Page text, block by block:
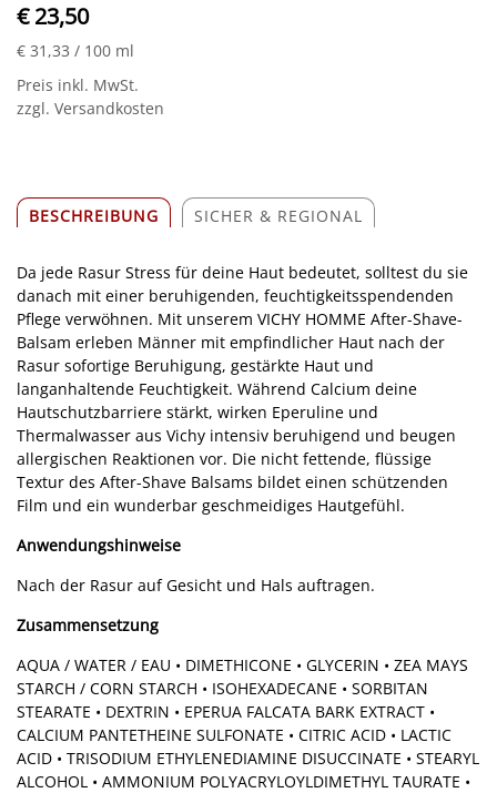
€ 23,50
€ 31,33 / 100 ml
Preis inkl. MwSt.
zzgl. Versandkosten
BESCHREIBUNG SICHER & REGIONAL
Da jede Rasur Stress für deine Haut bedeutet, solltest du sie
danach mit einer beruhigenden, feuchtigkeitsspendenden
Pflege verwöhnen. Mit unserem VICHY HOMME After-Shave-
Balsam erleben Männer mit empfindlicher Haut nach der
Rasur sofortige Beruhigung, gestärkte Haut und
langanhaltende Feuchtigkeit. Während Calcium deine
Hautschutzbarriere stärkt, wirken Eperuline und
Thermalwasser aus Vichy intensiv beruhigend und beugen
allergischen Reaktionen vor. Die nicht fettende, flüssige
Textur des After-Shave Balsams bildet einen schützenden
Film und ein wunderbar geschmeidiges Hautgefühl.
Anwendungshinweise
Nach der Rasur auf Gesicht und Hals auftragen.
Zusammensetzung
AQUA / WATER / EAU • DIMETHICONE • GLYCERIN • ZEA MAYS
STARCH / CORN STARCH • ISOHEXADECANE • SORBITAN
STEARATE • DEXTRIN • EPERUA FALCATA BARK EXTRACT •
CALCIUM PANTETHEINE SULFONATE • CITRIC ACID • LACTIC
ACID • TRISODIUM ETHYLENEDIAMINE DISUCCINATE • STEARYL
ALCOHOL • AMMONIUM POLYACRYLOYLDIMETHYL TAURATE •